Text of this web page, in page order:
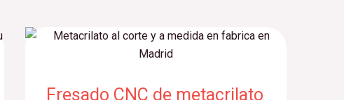
Fresado CNC de metacrilato